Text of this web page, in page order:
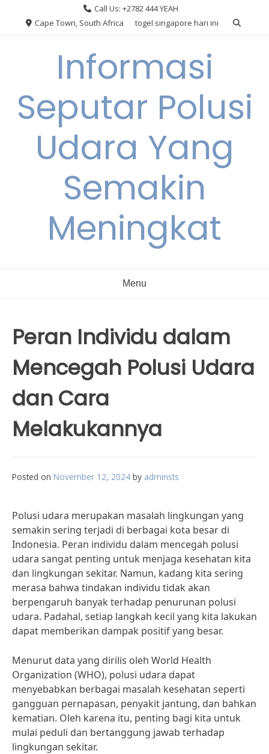
Call Us: +2782 444 YEAH
Cape Town, South Africa
togel singapore hari ini
Informasi
Seputar Polusi
Udara Yang
Semakin
Meningkat
Menu
Peran Individu dalam
Mencegah Polusi Udara
dan Cara
Melakukannya
Posted on November 12, 2024 by adminsts
Polusi udara merupakan masalah lingkungan yang
semakin sering terjadi di berbagai kota besar di
Indonesia. Peran individu dalam mencegah polusi
udara sangat penting untuk menjaga kesehatan kita
dan lingkungan sekitar. Namun, kadang kita sering
merasa bahwa tindakan individu tidak akan
berpengaruh banyak terhadap penurunan polusi
udara. Padahal, setiap langkah kecil yang kita lakukan
dapat memberikan dampak positif yang besar.
Menurut data yang dirilis oleh World Health
Organization (WHO), polusi udara dapat
menyebabkan berbagai masalah kesehatan seperti
gangguan pernapasan, penyakit jantung, dan bahkan
kematian. Oleh karena itu, penting bagi kita untuk
mulai peduli dan bertanggung jawab terhadap
lingkungan sekitar.